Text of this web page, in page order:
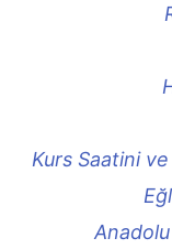
Kurs Saatini ve